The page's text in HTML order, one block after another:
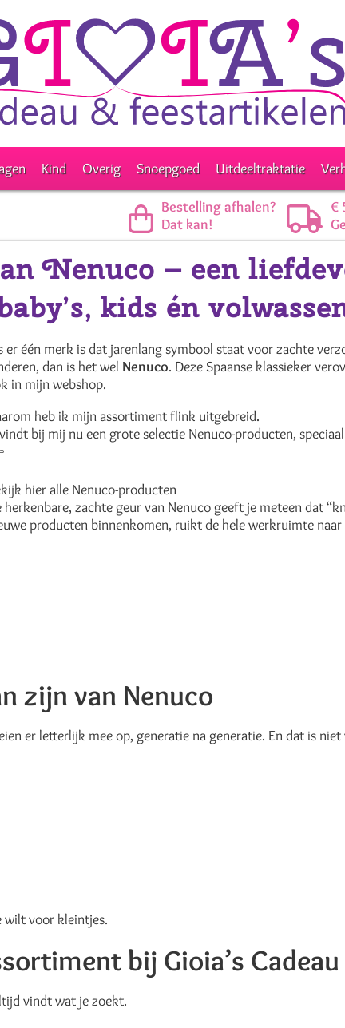
Kind Overig Snoepgoed Uitdeeltraktatie
Bestelling afhalen?
Dat kan!
€
Nenuco – een
kids én
er één merk is dat jarenlang symbool staat voor zachte
dan is het wel Nenuco. Deze Spaanse klassieker
in mijn webshop.
heb ik mijn assortiment flink uitgebreid.
vindt bij mij nu een grote selectie Nenuco-producten,
hier alle Nenuco-producten
herkenbare, zachte geur van Nenuco geeft je meteen dat
producten binnenkomen, ruikt de hele werkruimte
zijn van Nenuco
er letterlijk mee op, generatie na generatie. En dat is
wilt voor kleintjes.
bij Gioia’s
vindt wat je zoekt.